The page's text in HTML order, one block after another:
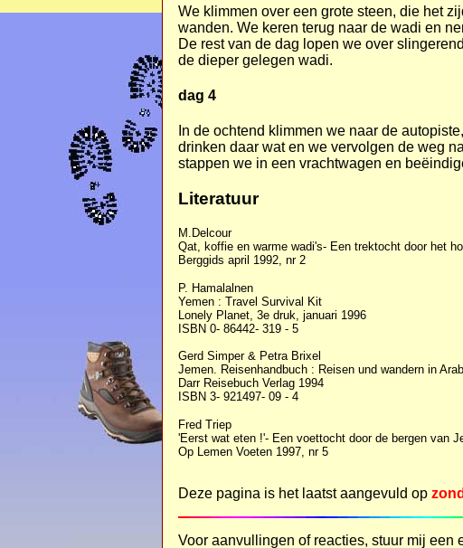
We klimmen over een grote steen, die het
wanden. We keren terug naar de wadi en
De rest van de dag lopen we over
de dieper gelegen wadi.
dag 4
In de ochtend klimmen we naar de
drinken daar wat en we vervolgen de weg
stappen we in een vrachtwagen en
Literatuur
M.Delcour
Qat, koffie en warme wadi's- Een trektocht door het
Berggids april 1992, nr 2
P. Hamalalnen
Yemen : Travel Survival Kit
Lonely Planet, 3e druk, januari 1996
ISBN 0- 86442- 319 - 5
Gerd Simper & Petra Brixel
Jemen. Reisenhandbuch : Reisen und wandern in
Darr Reisebuch Verlag 1994
ISBN 3- 921497- 09 - 4
Fred Triep
'Eerst wat eten !'- Een voettocht door de bergen van
Op Lemen Voeten 1997, nr 5
Deze pagina is het laatst aangevuld op
Voor aanvullingen of reacties, stuur mij een